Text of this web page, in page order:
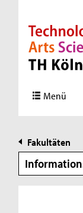
Direkt zur
Direkt zur
Direkt zum
Direkt zum
Menü
Fakultäten